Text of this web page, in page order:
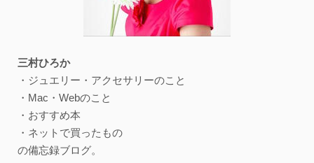
三村ひろか
・ジュエリー・アクセサリーのこと
・Mac・Webのこと
・おすすめ本
・ネットで買ったもの
の備忘録ブログ。